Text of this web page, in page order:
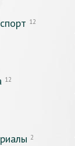
12
12
2